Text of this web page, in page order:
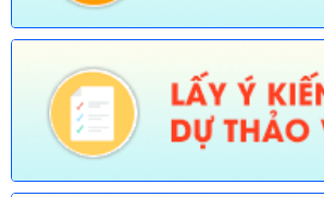
chức năng quản lý nhà nước của Văn phòng
tiếp nhận, trả kết quả không phụ thuộc vào
673/TB-UBND
Thông báo về việc công bố Danh mục thủ
đổi, bổ sung trong lĩnh vực Phát thanh truyền
tử thuộc phạm vi chức năng quản lý của Sở
Du lịch
674/TB-UBND